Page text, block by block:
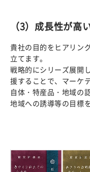
（3）成長性が高
貴社の目的をヒアリン
立てます。
戦略的にシリーズ展開
援することで、マーケ
自体・特産品・地域の
地域への誘導等の目標